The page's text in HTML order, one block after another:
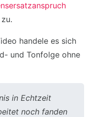
handele es sich
und Tonfolge ohne
in Echtzeit
noch fanden